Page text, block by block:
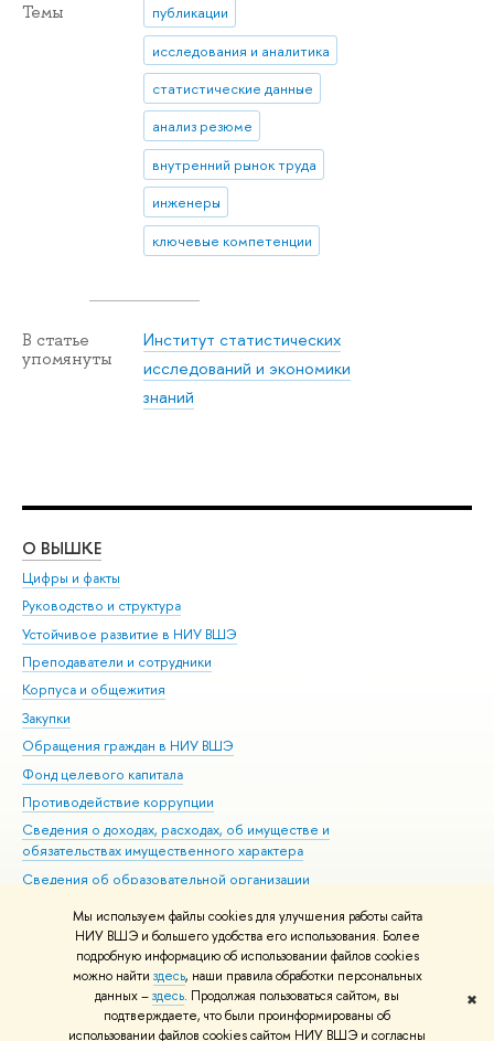
Мы используем файлы cookies для улучшения работы сайта
НИУ ВШЭ и большего удобства его использования. Более
подробную информацию об использовании файлов cookies
можно найти здесь, наши правила обработки персональных
данных –здесь. Продолжая пользоваться сайтом, вы
подтверждаете, что были проинформированы об
использовании файлов cookies сайтом НИУ ВШЭ и согласны
✖
Темы
публикации
исследования и аналитика
статистические данные
анализ резюме
внутренний рынок труда
инженеры
ключевые компетенции
В статье
упомянуты
Институт статистических
исследований и экономики
знаний
О ВЫШКЕ
Цифры и факты
Руководство и структура
Устойчивое развитие в НИУ ВШЭ
Преподаватели и сотрудники
Корпуса и общежития
Закупки
Обращения граждан в НИУ ВШЭ
Фонд целевого капитала
Противодействие коррупции
Сведения о доходах, расходах, об имуществе и
обязательствах имущественного характера
Сведения об образовательной организации
Людям с ограниченными возможностями здоровья
Единая платежная страница
Работа в Вышке
© НИУ ВШЭ 1993–2026 Адреса и контакты Условия использования